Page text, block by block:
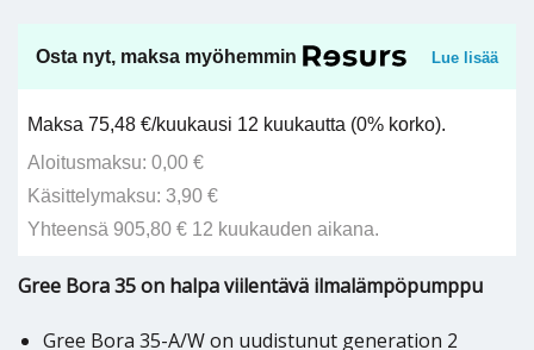
Osta nyt, maksa myöhemmin Lue lisää
Maksa 75,48 €/kuukausi 12 kuukautta (0% korko).
Aloitusmaksu: 0,00 €
Käsittelymaksu: 3,90 €
Yhteensä 905,80 € 12 kuukauden aikana.
Gree Bora 35 on halpa viilentävä ilmalämpöpumppu
Gree Bora 35-A/W on uudistunut generation 2